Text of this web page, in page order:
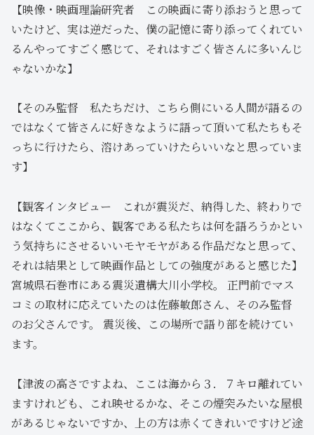
【映像・映画理論研究者 この映画に寄り添おうと思って
いたけど、実は逆だった、僕の記憶に寄り添ってくれてい
るんやってすごく感じて、それはすごく皆さんに多いんじ
ゃないかな】
【そのみ監督 私たちだけ、こちら側にいる人間が語るの
ではなくて皆さんに好きなように語って頂いて私たちもそ
っちに行けたら、溶けあっていけたらいいなと思っていま
す】
【観客インタビュー これが震災だ、納得した、終わりで
はなくてここから、観客である私たちは何を語ろうかとい
う気持ちにさせるいいモヤモヤがある作品だなと思って、
それは結果として映画作品としての強度があると感じた】
宮城県石巻市にある震災遺構大川小学校。 正門前でマス
コミの取材に応えていたのは佐藤敏郎さん、そのみ監督
のお父さんです。 震災後、この場所で語り部を続けてい
ます。
【津波の高さですよね、ここは海から３．７キロ離れてい
ますけれども、これ映せるかな、そこの煙突みたいな屋根
があるじゃないですか、上の方は赤くてきれいですけど途